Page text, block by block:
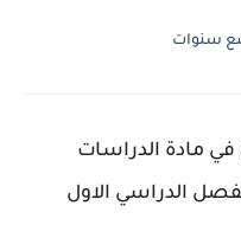
سنوات
مادة الدراسات
الدراسي الاول